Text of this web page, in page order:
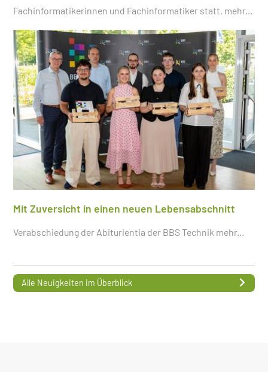
Fachinformatikerinnen und Fachinformatiker statt. mehr...
Mit Zuversicht in einen neuen Lebensabschnitt
Verabschiedung der Abiturientia der BBS Technik mehr...
Alle Neuigkeiten im Überblick